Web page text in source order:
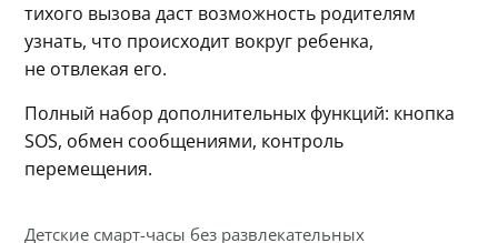
тихого вызова даст возможность родителям
узнать, что происходит вокруг ребенка,
не отвлекая его.
Полный набор дополнительных функций: кнопка
SOS, обмен сообщениями, контроль
перемещения.
Детские смарт-часы без развлекательных